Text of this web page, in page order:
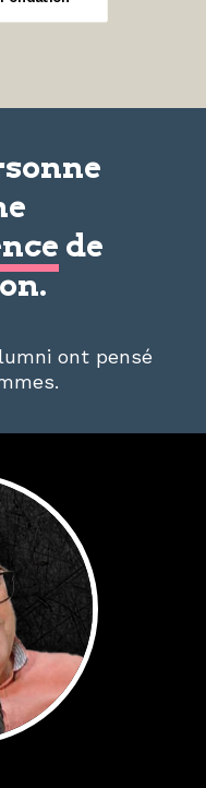
de
ont pensé